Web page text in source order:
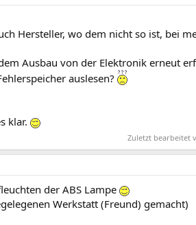
Hersteller, wo dem nicht so ist, bei
Ausbau von der Elektronik erneut
auslesen?
klar.
Zuletzt bearbeitet
der ABS Lampe
Werkstatt (Freund) gemacht)